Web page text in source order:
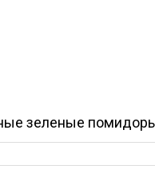
зеленые